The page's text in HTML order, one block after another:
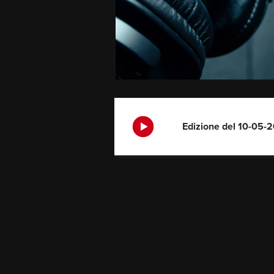
Edizione del 10-05-